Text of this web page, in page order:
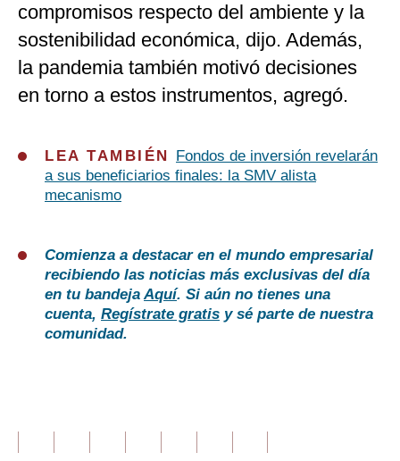
compromisos respecto del ambiente y la
sostenibilidad económica, dijo. Además,
la pandemia también motivó decisiones
en torno a estos instrumentos, agregó.
LEA TAMBIÉN
Fondos de inversión revelarán
a sus beneficiarios finales: la SMV alista
mecanismo
Comienza a destacar en el mundo empresarial
recibiendo las noticias más exclusivas del día
en tu bandejaAquí. Si aún no tienes una
cuenta, Regístrate gratis y sé parte de nuestra
comunidad.